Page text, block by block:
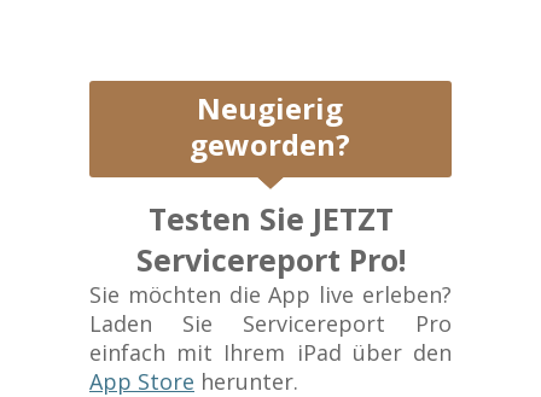
Neugierig
geworden?
Testen Sie JETZT
Servicereport Pro!
Sie möchten die App live erleben?
Laden Sie Servicereport Pro
einfach mit Ihrem iPad über den
App Store herunter.